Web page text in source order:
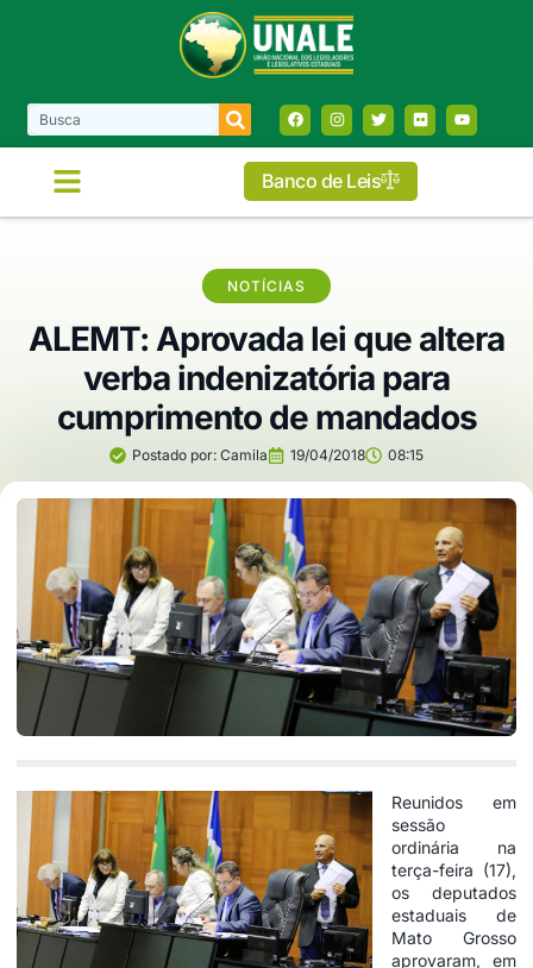
Banco de Leis
NOTÍCIAS
ALEMT: Aprovada lei que altera
verba indenizatória para
cumprimento de mandados
Postado por: Camila 19/04/2018 08:15
Reunidos em
sessão
ordinária na
terça-feira (17),
os deputados
estaduais de
Mato Grosso
aprovaram, em